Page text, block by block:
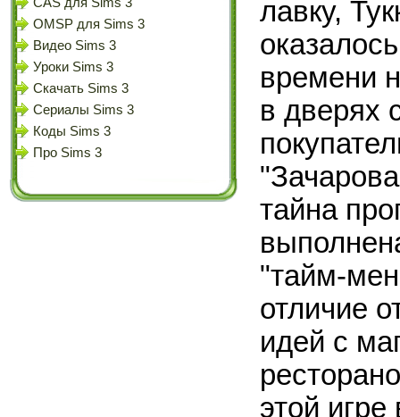
OMSP для Sims 3
Видео Sims 3
Уроки Sims 3
Скачать Sims 3
Сериалы Sims 3
Коды Sims 3
Про Sims 3
лавку,
времени
в дверях
тайна
"тайм-
отличие
идей с
этой